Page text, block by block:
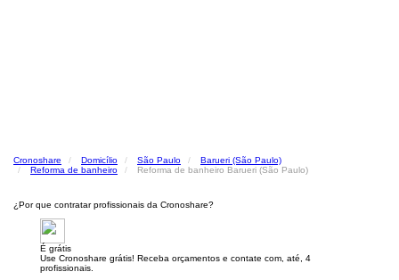
Cronoshare Domicílio São Paulo
Barueri (São Paulo)
Reforma de banheiro
Reforma de banheiro Barueri (São Paulo)
¿Por que contratar profissionais da Cronoshare?
É grátis
Use Cronoshare grátis! Receba orçamentos e contate com, até, 4
profissionais.